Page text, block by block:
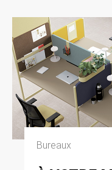
Bureaux
l’intermédiaire
au site https://
l’utilisateur,
de l’utilisateur.
collecte des
relatives à
certains
https://clen.fr.
informations en
notamment
leur saisie. Il est
site https://clen.fr